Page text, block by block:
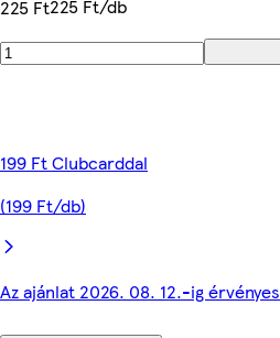
225 Ft225 Ft/db
199 Ft Clubcarddal
(199 Ft/db)
Az ajánlat 2026. 08. 12.-ig érvényes